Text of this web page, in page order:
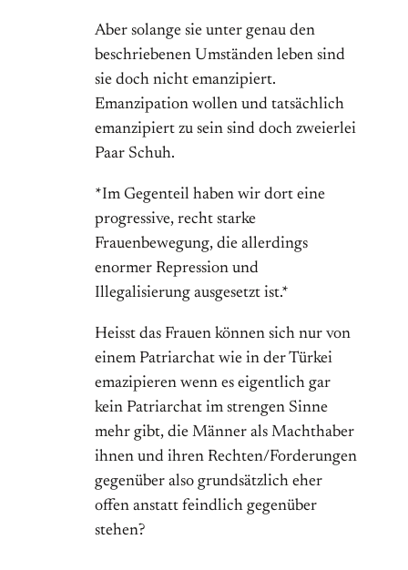
Aber solange sie unter genau den
beschriebenen Umständen leben sind
sie doch nicht emanzipiert.
Emanzipation wollen und tatsächlich
emanzipiert zu sein sind doch zweierlei
Paar Schuh.
*Im Gegenteil haben wir dort eine
progressive, recht starke
Frauenbewegung, die allerdings
enormer Repression und
Illegalisierung ausgesetzt ist.*
Heisst das Frauen können sich nur von
einem Patriarchat wie in der Türkei
emazipieren wenn es eigentlich gar
kein Patriarchat im strengen Sinne
mehr gibt, die Männer als Machthaber
ihnen und ihren Rechten/Forderungen
gegenüber also grundsätzlich eher
offen anstatt feindlich gegenüber
stehen?